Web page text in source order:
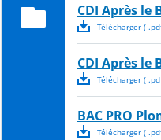
CDI Après le
Télécharger( .
CDI Après le
Télécharger( .
BAC PRO
Télécharger( .